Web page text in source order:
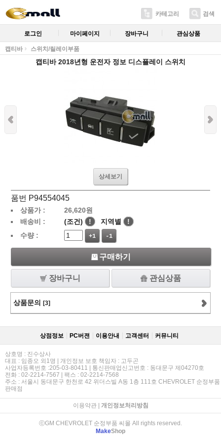
카테고리 검색
로그인 마이페이지 장바구니 관심상품
캡티바 스위치/릴레이부품
캡티바 2018년형 운전자 정보 디스플레이 스위치
상세보기
품번 P94554045
상품가 : 26,620원
배송비 :
(조건) ! 지역별
!
수량 :
+1 -1
구매하기
장바구니 관심상품
상품문의 [3]
상점정보 PC버젼 이용안내 고객센터 커뮤니티
상호명 : 진수상사
대표 : 임종오 외1명 | 개인정보 보호 책임자 : 고두곤
사업자등록번호 :205-03-80411 | 통신판매업신고번호 : 동대문구 제04270호
전화 : 02-2214-7567 | 팩스 : 02-2214-7568
주소 : 서울시 동대문구 한천로 42 위더스빌 A동 1층 111호 CHEVROLET 순정부품
판매점
이용약관| 개인정보처리방침
ⓒGM CHEVROLET 순정부품 씨몰 All rights reserved.
MakeShop